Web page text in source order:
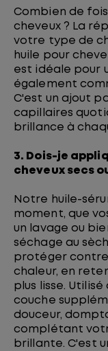
Combien de
cheveux ? La
votre type de
huile pour
est idéale pour
également
C'est un ajout
capillaires
brillance à
3. Dois-je
cheveux secs
Notre huile-
moment, que
un lavage ou
séchage au
protéger contre
chaleur, en
plus lisse.
couche
douceur,
complétant
brillante. C'est